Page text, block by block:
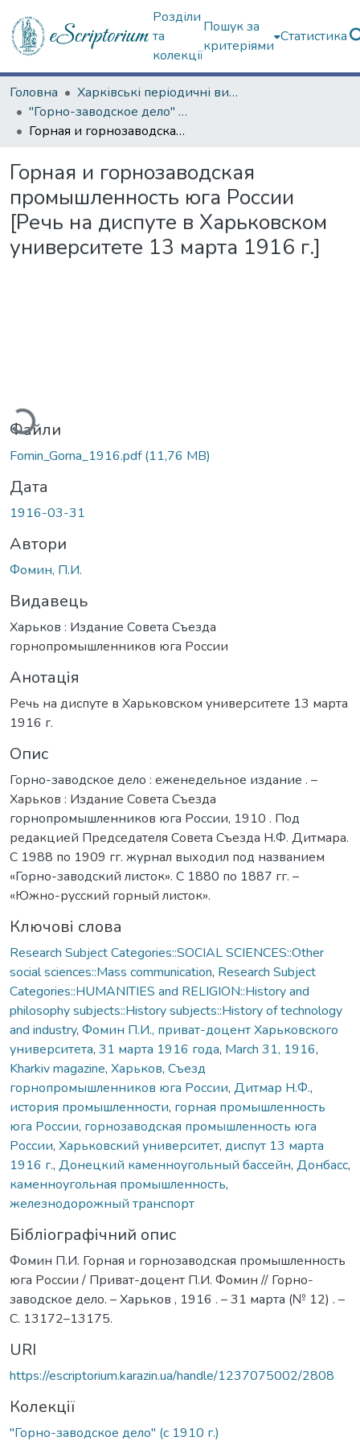
Розділи
та
колекції
Пошук за
критеріями
Статистика
Головна
Харківські періодичні видання
"Горно-заводское дело" (с 1910 г.)
Горная и горнозаводская промышленность юга России [Речь на диспуте в Харьковском университете 13 марта 1916 г.]
Горная и горнозаводская
промышленность юга России
[Речь на диспуте в Харьковском
университете 13 марта 1916 г.]
Файли
Fomin_Gorna_1916.pdf(11,76 MB)
Дата
1916-03-31
Автори
Фомин, П.И.
Видавець
Харьков : Издание Совета Съезда
горнопромышленников юга России
Анотація
Речь на диспуте в Харьковском университете 13 марта
1916 г.
Опис
Горно-заводское дело : еженедельное издание . –
Харьков : Издание Совета Съезда
горнопромышленников юга России, 1910 . Под
редакцией Председателя Совета Съезда Н.Ф. Дитмара.
С 1988 по 1909 гг. журнал выходил под названием
«Горно-заводский листок». С 1880 по 1887 гг. –
«Южно-русский горный листок».
Ключові слова
Research Subject Categories::SOCIAL SCIENCES::Other
social sciences::Mass communication, Research Subject
Categories::HUMANITIES and RELIGION::History and
philosophy subjects::History subjects::History of technology
and industry, Фомин П.И., приват-доцент Харьковского
университета, 31 марта 1916 года, March 31, 1916,
Kharkiv magazine, Харьков, Съезд
горнопромышленников юга России, Дитмар Н.Ф.,
история промышленности, горная промышленность
юга России, горнозаводская промышленность юга
России, Харьковский университет, диспут 13 марта
1916 г., Донецкий каменноугольный бассейн, Донбасс,
каменноугольная промышленность,
железнодорожный транспорт
Бібліографічний опис
Фомин П.И. Горная и горнозаводская промышленность
юга России / Приват-доцент П.И. Фомин // Горно-
заводское дело. – Харьков , 1916 . – 31 марта (№ 12) . –
С. 13172–13175.
URI
https://escriptorium.karazin.ua/handle/1237075002/2808
Колекції
"Горно-заводское дело" (с 1910 г.)